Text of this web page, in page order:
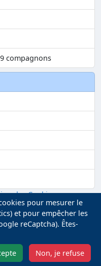
compagnons
des Cookies
pour mesurer le
et pour empêcher les
reCaptcha). Êtes-
Non, je refuse